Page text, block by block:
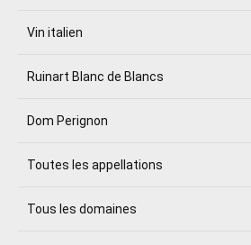
Vin italien
Ruinart Blanc de Blancs
Dom Perignon
Toutes les appellations
Tous les domaines